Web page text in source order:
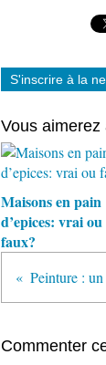
S'inscrire à la
Vous aimerez
Maisons en pain
d’epices: vrai ou
faux?
Peinture :
Commenter